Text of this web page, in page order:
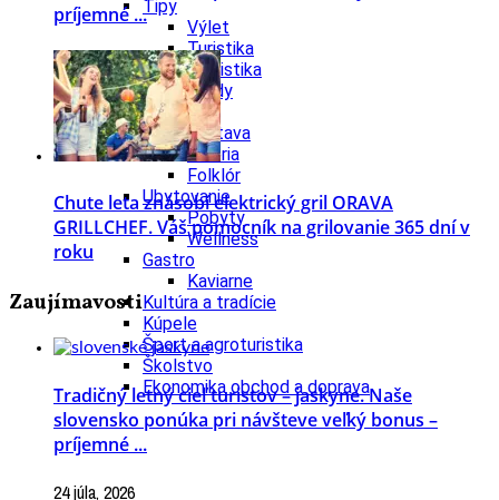
Tipy
Výlet
Turistika
Cyklistika
Hrady
Podujatia
Výstava
Galéria
Folklór
Ubytovanie
Pobyty
Wellness
Gastro
Kaviarne
Kultúra a tradície
Kúpele
Šport a agroturistika
Školstvo
Ekonomika obchod a doprava
príjemné ...
Chute leta znásobí elektrický gril ORAVA
GRILLCHEF. Váš pomocník na grilovanie 365 dní v
roku
Zaujímavosti
Tradičný letný cieľ turistov – jaskyne. Naše
slovensko ponúka pri návšteve veľký bonus –
príjemné ...
24 júla, 2026